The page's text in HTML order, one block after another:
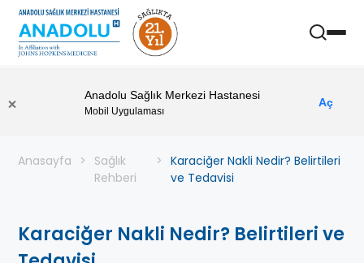
Anadolu Sağlık Merkezi Hastanesi
Mobil Uygulaması
Aç
Anasayfa
Sağlık
Rehberi
Karaciğer Nakli Nedir? Belirtileri
ve Tedavisi
Karaciğer Nakli Nedir? Belirtileri ve